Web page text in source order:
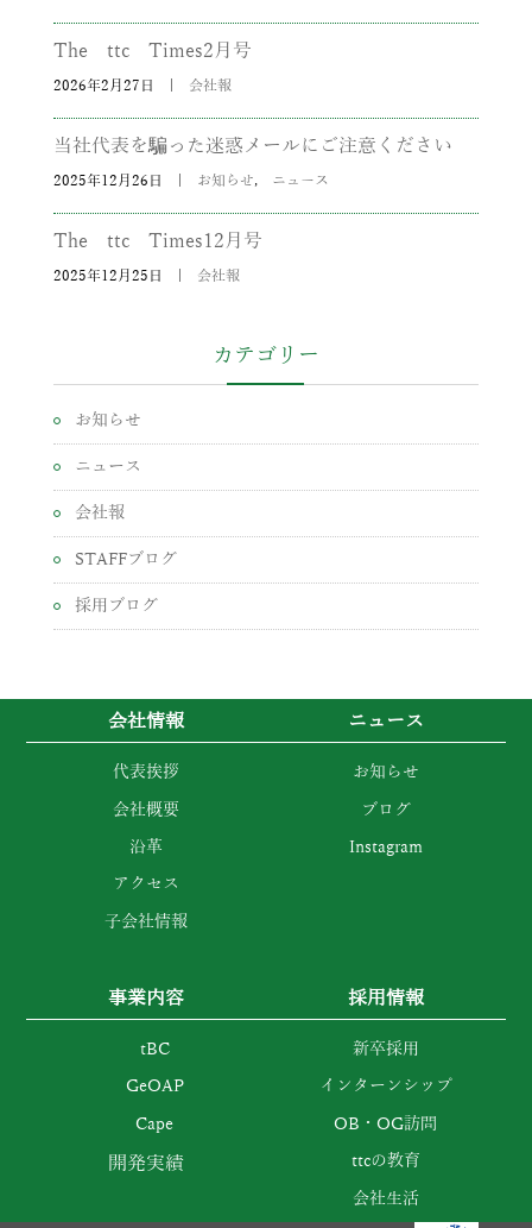
The ttc Times2月号
2026年2月27日 会社報
当社代表を騙った迷惑メールにご注意ください
2025年12月26日 お知らせ, ニュース
The ttc Times12月号
2025年12月25日 会社報
カテゴリー
お知らせ
ニュース
会社報
STAFFブログ
採用ブログ
会社情報
代表挨拶
会社概要
沿革
アクセス
子会社情報
ニュース
お知らせ
ブログ
Instagram
事業内容
tBC
GeOAP
Cape
開発実績
採用情報
新卒採用
インターンシップ
OB・OG訪問
ttcの教育
会社生活